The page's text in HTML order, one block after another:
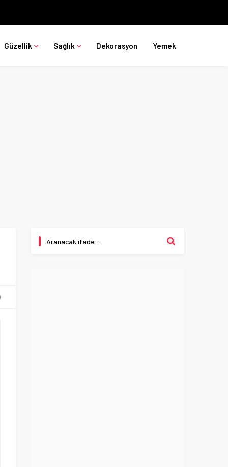
Güzellik Sağlık Dekorasyon Yemek